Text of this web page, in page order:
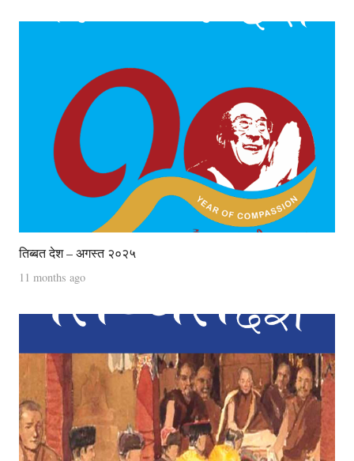
तिब्बत देश – अगस्त २०२५
11 months ago